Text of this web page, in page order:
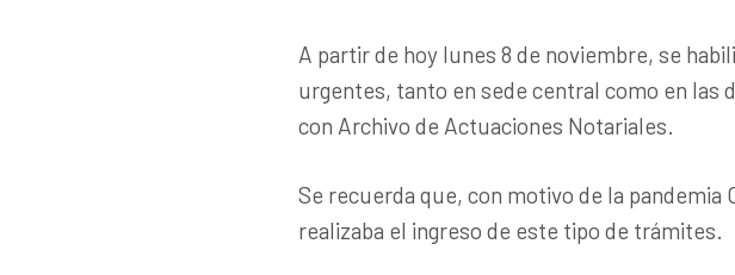
A partir de hoy lunes 8 de noviembre, se
urgentes, tanto en sede central como en las
con Archivo de Actuaciones Notariales.
Se recuerda que, con motivo de la pandemia
realizaba el ingreso de este tipo de trámites.